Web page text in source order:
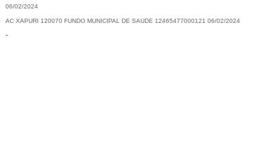
06/02/2024
AC XAPURI 120070 FUNDO MUNICIPAL DE SAUDE 12465477000121 06/02/2024
-